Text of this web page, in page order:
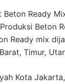
Beton
Ready mix
Timur,
Kota